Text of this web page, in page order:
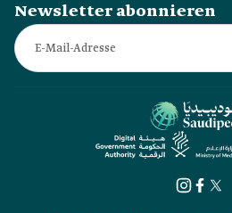
Newsletter abonnieren